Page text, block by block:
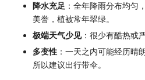
降水充足 ：全年降雨分布均匀
美誉，植被常年翠绿。
极端天气少见：很少有酷热或严
多变性 ：一天之内可能经历晴
所以建议出行带伞。